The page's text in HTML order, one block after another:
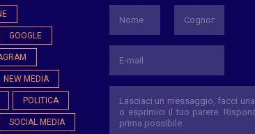
GOOGLE
NEW MEDIA
POLITICA
SOCIAL MEDIA